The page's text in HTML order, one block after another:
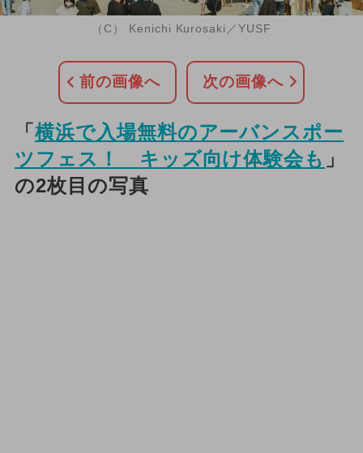
（C） Kenichi Kurosaki／YUSF
前の画像へ 次の画像へ
「横浜で入場無料のアーバンスポー
ツフェス！ キッズ向け体験会も 」
の2枚目の写真